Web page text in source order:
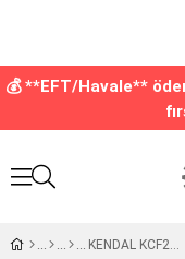
💰 **EFT/Havale**
KENDAL KCF291 KD Sanayi Tipi 160W Kumandalı Vantilatör